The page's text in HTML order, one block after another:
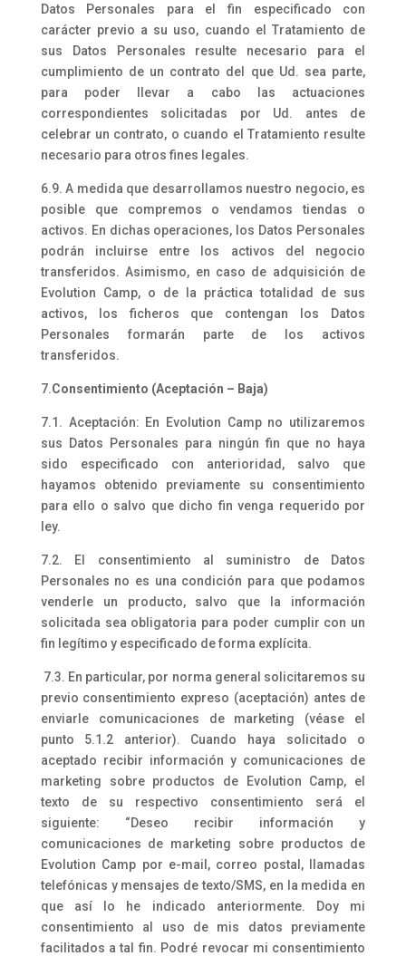
Datos Personales para el fin especificado con
carácter previo a su uso, cuando el Tratamiento de
sus Datos Personales resulte necesario para el
cumplimiento de un contrato del que Ud. sea parte,
para poder llevar a cabo las actuaciones
correspondientes solicitadas por Ud. antes de
celebrar un contrato, o cuando el Tratamiento resulte
necesario para otros fines legales.
6.9. A medida que desarrollamos nuestro negocio, es
posible que compremos o vendamos tiendas o
activos. En dichas operaciones, los Datos Personales
podrán incluirse entre los activos del negocio
transferidos. Asimismo, en caso de adquisición de
Evolution Camp, o de la práctica totalidad de sus
activos, los ficheros que contengan los Datos
Personales formarán parte de los activos
transferidos.
7.Consentimiento (Aceptación – Baja)
7.1. Aceptación: En Evolution Camp no utilizaremos
sus Datos Personales para ningún fin que no haya
sido especificado con anterioridad, salvo que
hayamos obtenido previamente su consentimiento
para ello o salvo que dicho fin venga requerido por
ley.
7.2. El consentimiento al suministro de Datos
Personales no es una condición para que podamos
venderle un producto, salvo que la información
solicitada sea obligatoria para poder cumplir con un
fin legítimo y especificado de forma explícita.
7.3. En particular, por norma general solicitaremos su
previo consentimiento expreso (aceptación) antes de
enviarle comunicaciones de marketing (véase el
punto 5.1.2 anterior). Cuando haya solicitado o
aceptado recibir información y comunicaciones de
marketing sobre productos de Evolution Camp, el
texto de su respectivo consentimiento será el
siguiente: “Deseo recibir información y
comunicaciones de marketing sobre productos de
Evolution Camp por e-mail, correo postal, llamadas
telefónicas y mensajes de texto/SMS, en la medida en
que así lo he indicado anteriormente. Doy mi
consentimiento al uso de mis datos previamente
facilitados a tal fin. Podré revocar mi consentimiento